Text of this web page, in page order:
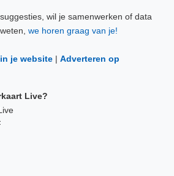
wil je samenwerken of data
we horen graag van je!
je website | Adverteren op
Live?